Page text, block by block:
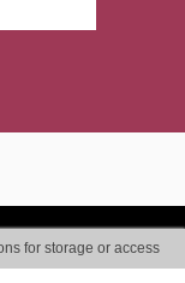
for storage or access